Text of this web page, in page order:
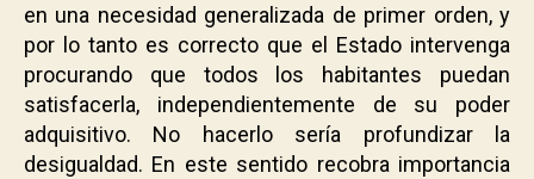
en una necesidad generalizada de primer orden, y
por lo tanto es correcto que el Estado intervenga
procurando que todos los habitantes puedan
satisfacerla, independientemente de su poder
adquisitivo. No hacerlo sería profundizar la
desigualdad. En este sentido recobra importancia